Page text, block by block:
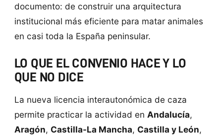
documento: de construir una arquitectura
institucional más eficiente para matar animales
en casi toda la España peninsular.
LO QUE EL CONVENIO HACE Y LO
QUE NO DICE
La nueva licencia interautonómica de caza
permite practicar la actividad en Andalucía,
Aragón, Castilla-La Mancha, Castilla y León,